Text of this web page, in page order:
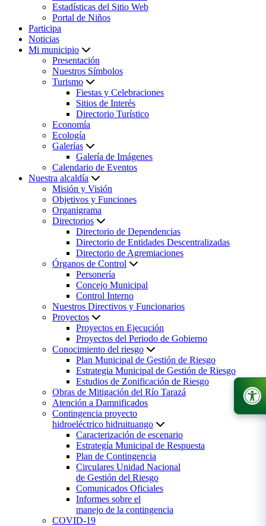
Estadísticas del Sitio Web
Portal de Niños
Participa
Noticias
Mi municipio
Presentación
Nuestros Símbolos
Turismo
Fiestas y Celebraciones
Sitios de Interés
Directorio Turístico
Economía
Ecología
Galerías
Galería de Imágenes
Calendario de Eventos
Nuestra alcaldía
Misión y Visión
Objetivos y Funciones
Organigrama
Directorios
Directorio de Dependencias
Directorio de Entidades Descentralizadas
Directorio de Agremiaciones
Órganos de Control
Personería
Concejo Municipal
Control Interno
Nuestros Directivos y Funcionarios
Proyectos
Proyectos en Ejecución
Proyectos del Periodo de Gobierno
Conocimiento del riesgo
Plan Municipal de Gestión de Riesgo
Estrategia Municipal de Gestión de Riesgo
Estudios de Zonificación de Riesgo
Obras de Mitigación del Río Tarazá
Atención a Damnificados
Contingencia proyecto
hidroeléctrico hidruituango
Caracterización de escenario
Estrategía Municipal de Respuesta
Plan de Contingencia
Circulares Unidad Nacional
de Gestión del Riesgo
Comunicados Oficiales
Informes sobre el
manejo de la contingencia
COVID-19